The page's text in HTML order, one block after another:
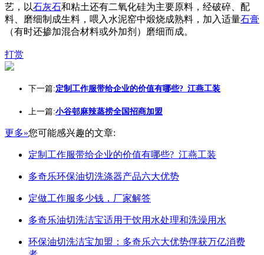
艺，以石灰石和粘土还有二氧化硅为主要原料，经破碎、配
料、磨细制成生料，喂入水泥窑中煅烧成熟料，加入适量石膏
（有时还掺加混合材料或外加剂）磨细而成。
打赏
下一篇:定制工作服带给企业的价值有哪些?_江燕工装
上一篇:小谷邨麻辣蒸捞全国招商加盟
更多»您可能感兴趣的文章:
定制工作服带给企业的价值有哪些?_江燕工装
多奇乐环保油切洗涤器产品六大优势
定做工作服多少钱，厂家解答
多奇乐油切洗洁宝适用于饮用水处理和洗澡用水
环保油切洗洁宝加盟：多奇乐六大优势俘获万亿消费